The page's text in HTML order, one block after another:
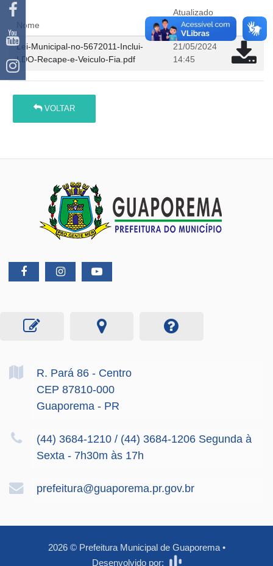
Nome
Atualizado
em
Lei-Municipal-no-5672011-Inclui-
LDO-Recape-e-Veiculo-Fia.pdf
21/05/2024
14:45
VOLTAR
R. Pará 86 - Centro
CEP 87810-000
Guaporema - PR
(44) 3684-1210 / (44) 3684-1206 Segunda à
Sexta - 7h30m às 17h
prefeitura@guaporema.pr.gov.br
2026 © Prefeitura Municipal de Guaporema •
Desenvolvido por: